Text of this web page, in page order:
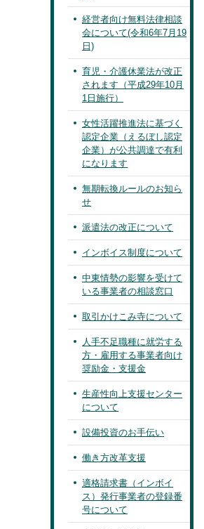
経営者向け無料法律相談
会について(令和6年7月19
日)
育児・介護休業法が改正
されます（平成29年10月
1日施行）
女性活躍推進法に基づく
認定企業（えるぼし認定
企業）が公共調達で有利
になります
無期転換ルールのお知ら
せ
派遣法の改正について
インボイス制度について
中東情勢の影響を受けて
いる事業者の相談窓口
取引かけこみ寺について
人手不足職種に就労する
方・雇用する事業者向け
奨励金・支援金
生産性向上支援センター
について
設備投資のお手伝い
働き方改革支援
適格請求書（インボイ
ス）発行事業者の登録番
号について